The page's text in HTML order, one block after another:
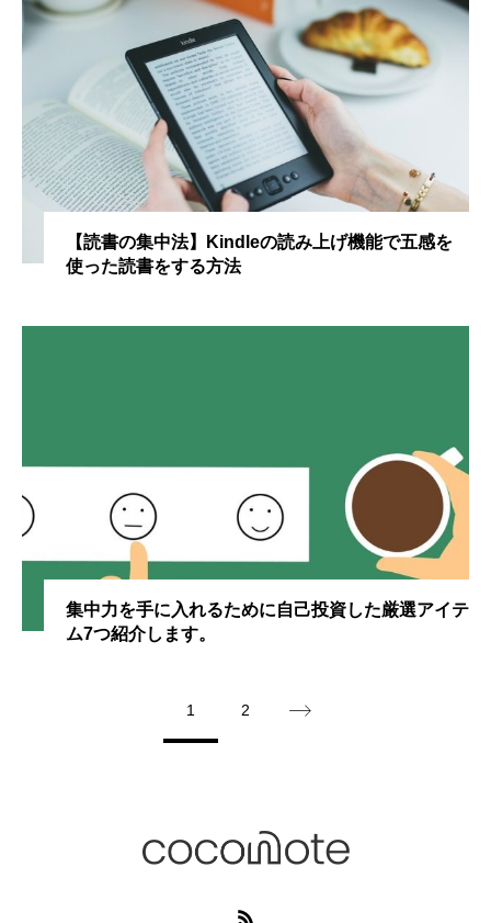
【読書の集中法】Kindleの読み上げ機能で五感を
使った読書をする方法
集中力を手に入れるために自己投資した厳選アイテ
ム7つ紹介します。
1 2